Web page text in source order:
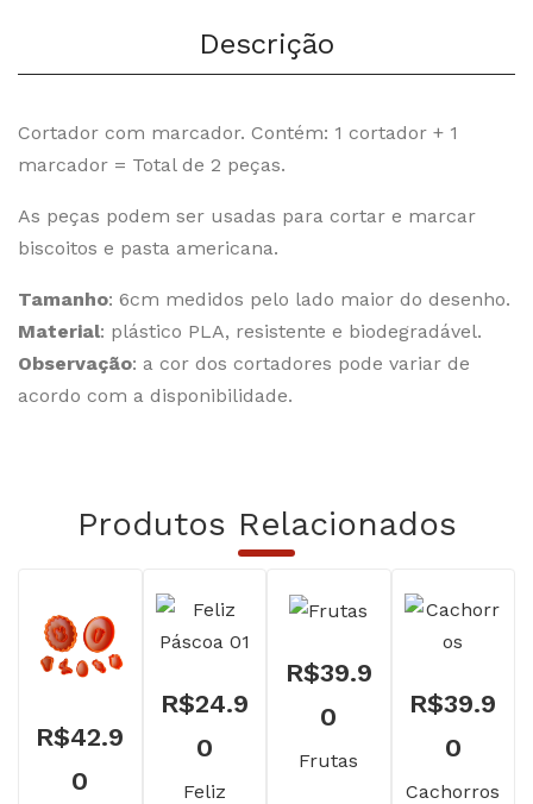
Descrição
Cortador com marcador. Contém: 1 cortador + 1
marcador = Total de 2 peças.
As peças podem ser usadas para cortar e marcar
biscoitos e pasta americana.
Tamanho: 6cm medidos pelo lado maior do desenho.
Material: plástico PLA, resistente e biodegradável.
Observação: a cor dos cortadores pode variar de
acordo com a disponibilidade.
Produtos Relacionados
R$42.9
0
R$24.9
0
Feliz
R$39.9
0
Frutas
R$39.9
0
Cachorros